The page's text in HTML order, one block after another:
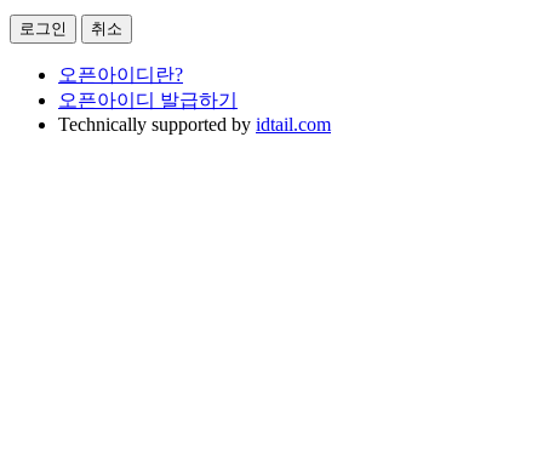
오픈아이디란?
오픈아이디 발급하기
Technically supported by idtail.com